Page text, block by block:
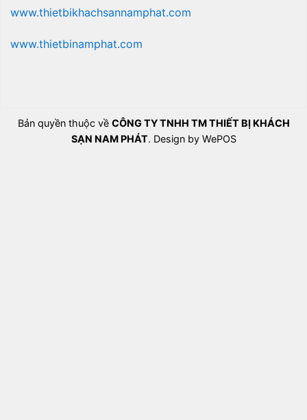
www.thietbikhachsannamphat.com
www.thietbinamphat.com
Bản quyền thuộc về CÔNG TY TNHH TM THIẾT BỊ KHÁCH
SẠN NAM PHÁT. Design by WePOS